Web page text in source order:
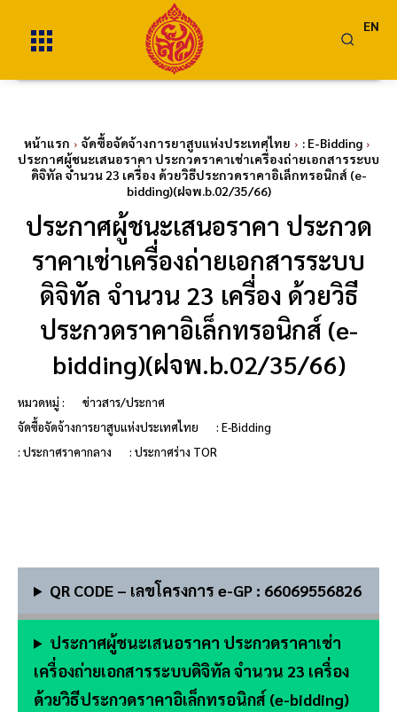
EN
หน้าแรก จัดซื้อจัดจ้างการยาสูบแห่งประเทศไทย
: E-Bidding
ประกาศผู้ชนะเสนอราคา ประกวดราคาเช่าเครื่องถ่ายเอกสารระบบ
ดิจิทัล จำนวน 23 เครื่อง ด้วยวิธีประกวดราคาอิเล็กทรอนิกส์ (e-
bidding)(ฝจพ.b.02/35/66)
ประกาศผู้ชนะเสนอราคา ประกวด
ราคาเช่าเครื่องถ่ายเอกสารระบบ
ดิจิทัล จำนวน 23 เครื่อง ด้วยวิธี
ประกวดราคาอิเล็กทรอนิกส์ (e-
bidding)(ฝจพ.b.02/35/66)
หมวดหมู่ :
ข่าวสาร/ประกาศ
จัดซื้อจัดจ้างการยาสูบแห่งประเทศไทย
: E-Bidding
: ประกาศราคากลาง
: ประกาศร่าง TOR
QR CODE – เลขโครงการ e-GP : 66069556826
ประกาศผู้ชนะเสนอราคา ประกวดราคาเช่า
เครื่องถ่ายเอกสารระบบดิจิทัล จำนวน 23 เครื่อง
ด้วยวิธีประกวดราคาอิเล็กทรอนิกส์ (e-bidding)